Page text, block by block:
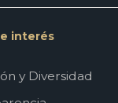
interés
y Diversidad